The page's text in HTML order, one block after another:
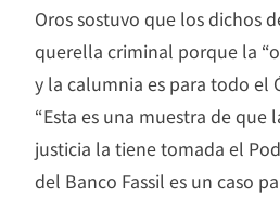
Oros sostuvo que los dichos
querella criminal porque la
y la calumnia es para todo el
“Esta es una muestra de
justicia la tiene tomada el
del Banco Fassil es un caso